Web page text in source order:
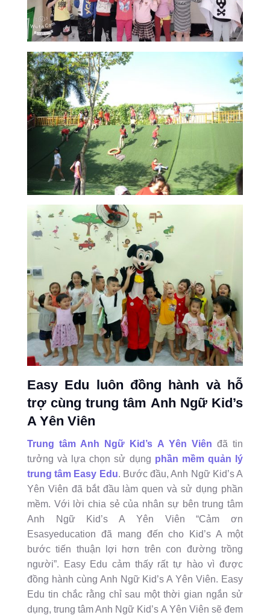
Easy Edu luôn đồng hành và hỗ
trợ cùng trung tâm Anh Ngữ Kid’s
A Yên Viên
Trung tâm Anh Ngữ Kid’s A Yên Viên đã tin
tưởng và lựa chọn sử dụng phần mềm quản lý
trung tâm Easy Edu. Bước đầu, Anh Ngữ Kid’s A
Yên Viên đã bắt đầu làm quen và sử dụng phần
mềm. Với lời chia sẻ của nhân sự bên trung tâm
Anh Ngữ Kid’s A Yên Viên “Cảm ơn
Esasyeducation đã mang đến cho Kid’s A một
bước tiến thuận lợi hơn trên con đường trồng
người”. Easy Edu cảm thấy rất tự hào vì được
đồng hành cùng Anh Ngữ Kid’s A Yên Viên. Easy
Edu tin chắc rằng chỉ sau một thời gian ngắn sử
dụng, trung tâm Anh Ngữ Kid’s A Yên Viên sẽ đem